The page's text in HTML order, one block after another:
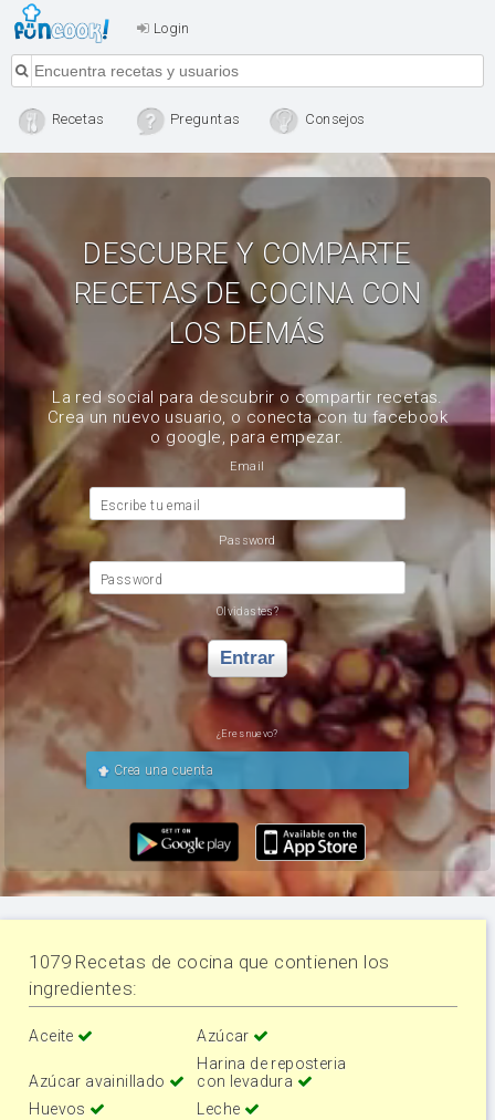
Login
Recetas Preguntas Consejos
DESCUBRE Y COMPARTE
RECETAS DE COCINA CON
LOS DEMÁS
La red social para descubrir o compartir recetas.
Crea un nuevo usuario, o conecta con tu facebook
o google, para empezar.
Email
Escribe tu email
Password
Password
Olvidastes?
Entrar
¿Eres nuevo?
Crea una cuenta
1079 Recetas de cocina que contienen los
ingredientes:
Aceite Azúcar
Azúcar avainillado
Harina de reposteria
con levadura
Huevos
Leche